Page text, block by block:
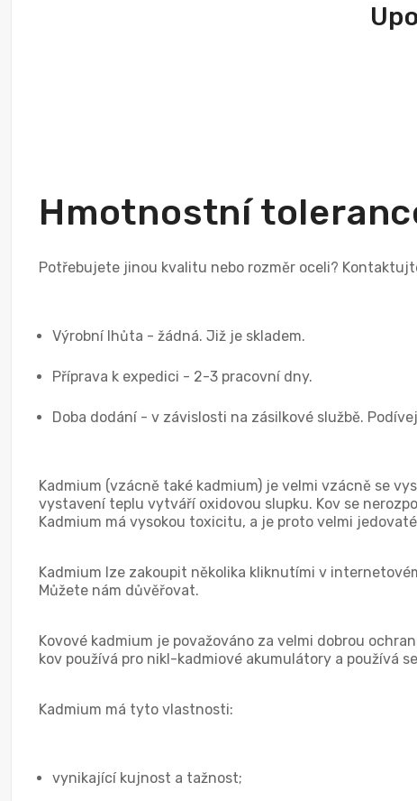
Hmotnostní
Potřebujete jinou kvalitu nebo rozměr oceli?
Výrobní lhůta - žádná. Již je skladem.
Příprava k expedici - 2-3 pracovní dny.
Doba dodání - v závislosti na zásilkové službě.
Kadmium (vzácně také kadmium) je velmi vzácně se
vystavení teplu vytváří oxidovou slupku. Kov se
Kadmium má vysokou toxicitu, a je proto velmi
Kadmium lze zakoupit několika kliknutími v
Můžete nám důvěřovat.
Kovové kadmium je považováno za velmi dobrou
kov používá pro nikl-kadmiové akumulátory a používá
Kadmium má tyto vlastnosti:
vynikající kujnost a tažnost;